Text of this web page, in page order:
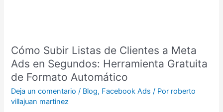
Cómo Subir Listas de Clientes a Meta
Ads en Segundos: Herramienta Gratuita
de Formato Automático
Deja un comentario / Blog, Facebook Ads / Por roberto
villajuan martinez
Gratuita
de
Formato